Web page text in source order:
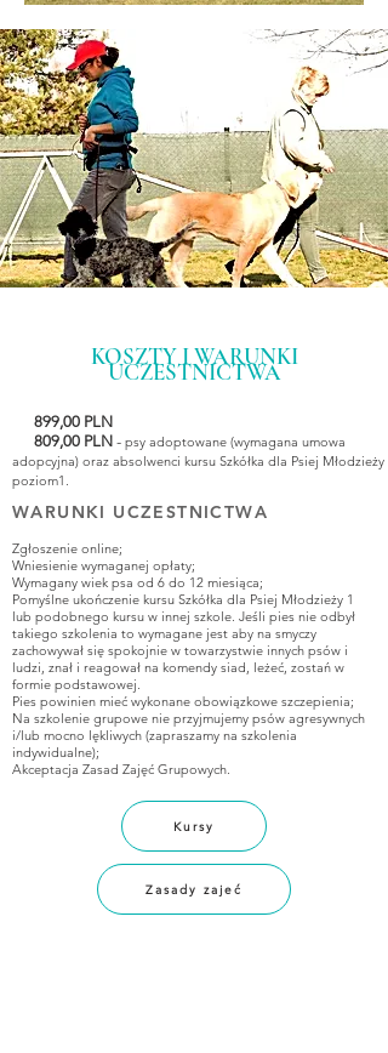
KOSZTY I WARUNKI
UCZESTNICTWA
899,00 PLN
809,00 PLN - psy adoptowane (wymagana umowa
adopcyjna) oraz absolwenci kursu Szkółka dla Psiej Młodzieży
poziom1.
WARUNKI UCZESTNICTWA
​Zgłoszenie online;
Wniesienie wymaganej opłaty;
Wymagany wiek psa od 6 do 12 miesiąca;
Pomyślne ukończenie kursu Szkółka dla Psiej Młodzieży 1
lub podobnego kursu w innej szkole. Jeśli pies nie odbył
takiego szkolenia to wymagane jest aby na smyczy
zachowywał się spokojnie w towarzystwie innych psów i
ludzi, znał i reagował na komendy siad, leżeć, zostań w
formie podstawowej.
Pies powinien mieć wykonane obowiązkowe szczepienia;
Na szkolenie grupowe nie przyjmujemy psów agresywnych
i/lub mocno lękliwych (zapraszamy na szkolenia
indywidualne);
Akceptacja Zasad Zajęć Grupowych.
Kursy
Zasady zajeć